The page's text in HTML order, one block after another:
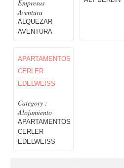
Empresas
Aventura
ALQUEZAR
AVENTURA
APARTAMENTOS
CERLER
EDELWEISS
Category :
Alojamiento
APARTAMENTOS
CERLER
EDELWEISS